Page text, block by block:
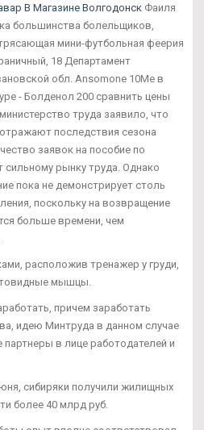
В Магазине Волгодонск Фаиля
большинства болельщиков,
мини-футбольная феерия
18 Департамент
обл. Ansomone 10Me в
- Болденол 200 сравнить цены
труда заявило, что
последствия сезона
заявок на пособие по
сильному рынку труда. Однако
пока не демонстрирует столь
поскольку на возвращение
больше времени, чем
расположив тренажер у груди,
мышцы.
причем заработать
идею Минтруда в данном случае
в лице работодателей и
сибиряки получили жилищных
более 40 млрд руб.